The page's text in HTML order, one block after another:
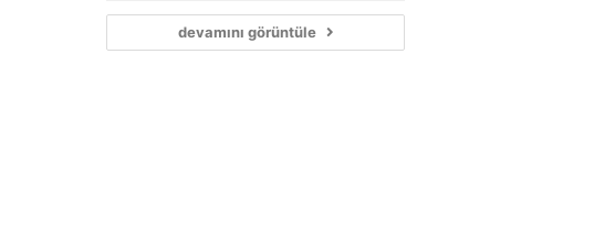
devamını görüntüle